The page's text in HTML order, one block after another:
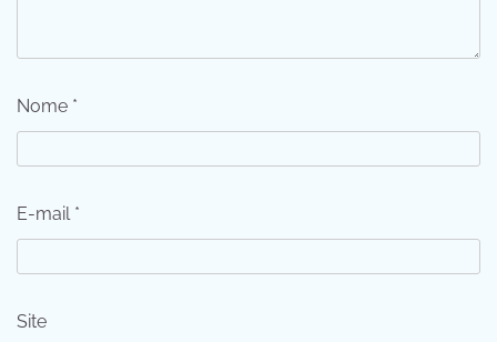
Nome *
E-mail *
Site